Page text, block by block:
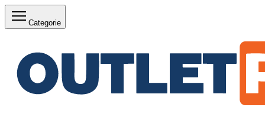
Categorie